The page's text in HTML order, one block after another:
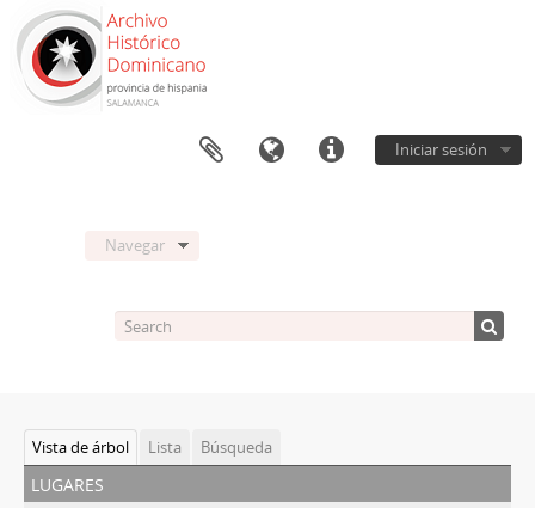
Iniciar sesión
Navegar
Vista de árbol Lista Búsqueda
lugares